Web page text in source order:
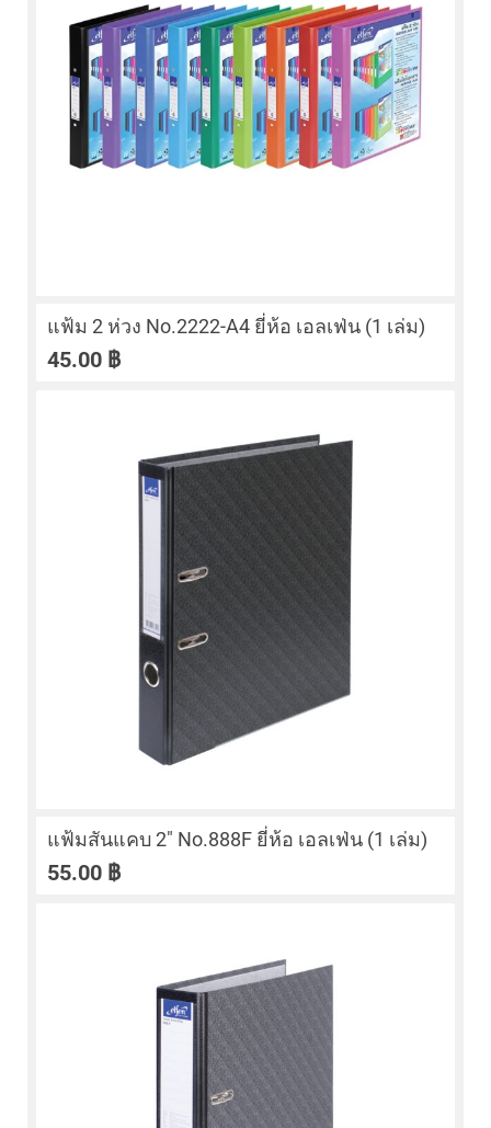
แฟ้ม 2 ห่วง No.2222-A4 ยี่ห้อ เอลเฟ่น (1 เล่ม)
45.00 ฿
แฟ้มสันแคบ 2″ No.888F ยี่ห้อ เอลเฟ่น (1 เล่ม)
55.00 ฿